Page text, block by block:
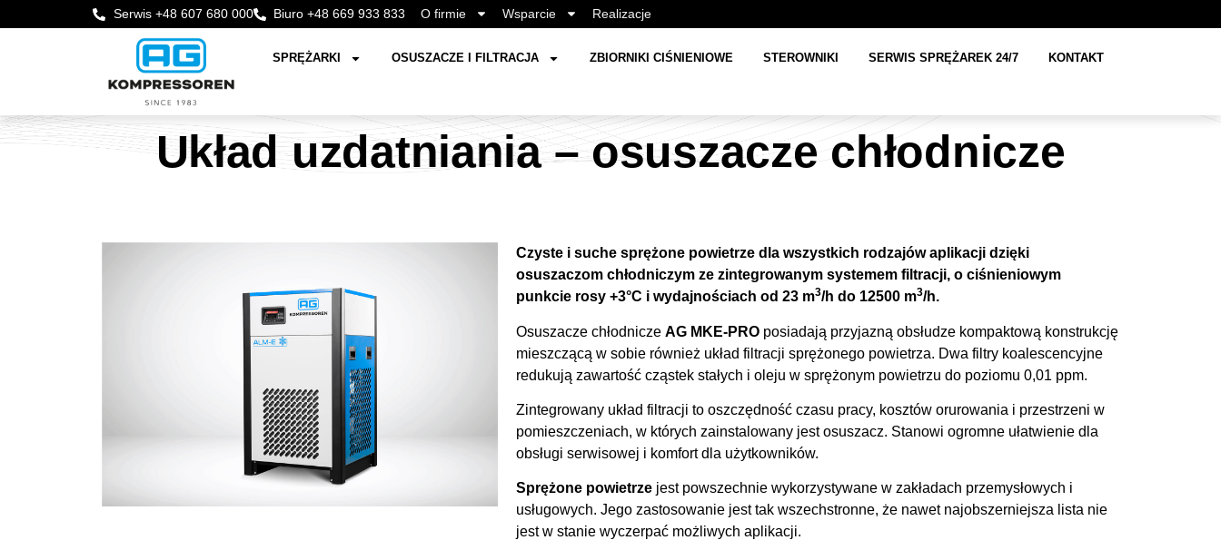
Serwis +48 607 680 000 Biuro +48 669 933 833 O firmie Wsparcie Realizacje
SPRĘŻARKI OSUSZACZE I FILTRACJA ZBIORNIKI CIŚNIENIOWE STEROWNIKI SERWIS SPRĘŻAREK 24/7 KONTAKT
Układ uzdatniania – osuszacze chłodnicze
Czyste i suche sprężone powietrze dla wszystkich rodzajów aplikacji dzięki
osuszaczom chłodniczym ze zintegrowanym systemem filtracji, o ciśnieniowym
punkcie rosy +3°C i wydajnościach od 23 m3/h do 12500 m3/h.
Osuszacze chłodnicze AG MKE-PRO posiadają przyjazną obsłudze kompaktową konstrukcję
mieszczącą w sobie również układ filtracji sprężonego powietrza. Dwa filtry koalescencyjne
redukują zawartość cząstek stałych i oleju w sprężonym powietrzu do poziomu 0,01 ppm.
Zintegrowany układ filtracji to oszczędność czasu pracy, kosztów orurowania i przestrzeni w
pomieszczeniach, w których zainstalowany jest osuszacz. Stanowi ogromne ułatwienie dla
obsługi serwisowej i komfort dla użytkowników.
Sprężone powietrze jest powszechnie wykorzystywane w zakładach przemysłowych i
usługowych. Jego zastosowanie jest tak wszechstronne, że nawet najobszerniejsza lista nie
jest w stanie wyczerpać możliwych aplikacji.